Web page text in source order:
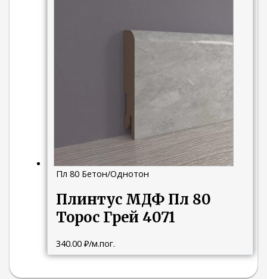
Пл 80 Бетон/Однотон
Плинтус МДФ Пл 80
Торос Грей 4071
340.00₽/м.пог.